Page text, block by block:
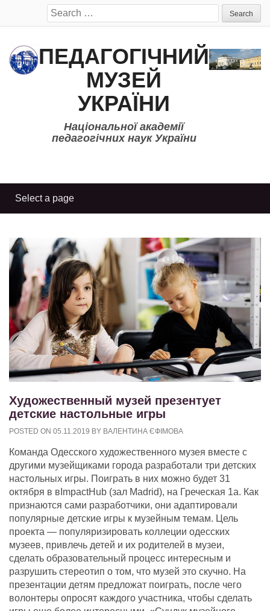
Search
for:
ПЕДАГОГІЧНИЙ
МУЗЕЙ
УКРАЇНИ
Національної академії
педагогічних наук України
Художественный музей презентует
детские настольные игры
POSTED ON 05.11.2019 BY ВАЛЕНТИНА ЄФІМОВА
Команда Одесского художественного музея вместе с
другими музейщиками города разработали три детских
настольных игры. Поиграть в них можно будет 31
октября в вImpactHub (зал Madrid), на Греческая 1а. Как
признаются сами разработчики, они адаптировали
популярные детские игры к музейным темам. Цель
проекта — популяризировать коллеции одесских
музеев, привлечь детей и их родителей в музеи,
сделать образовательный процесс интересным и
разрушить стереотип о том, что музей это скучно. На
презентации детям предложат поиграть, после чего
волонтеры опросят каждого участника, чтобы сделать